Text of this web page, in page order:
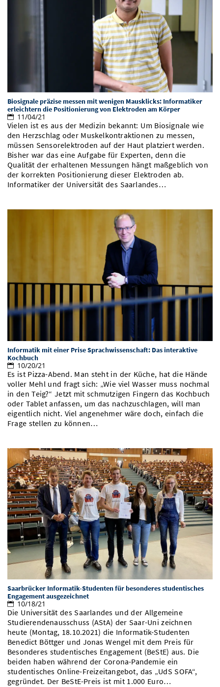
Biosignale präzise messen mit wenigen Mausklicks: Informatiker
erleichtern die Positionierung von Elektroden am Körper
11/04/21
Vielen ist es aus der Medizin bekannt: Um Biosignale wie
den Herzschlag oder Muskelkontraktionen zu messen,
müssen Sensorelektroden auf der Haut platziert werden.
Bisher war das eine Aufgabe für Experten, denn die
Qualität der erhaltenen Messungen hängt maßgeblich von
der korrekten Positionierung dieser Elektroden ab.
Informatiker der Universität des Saarlandes…
Informatik mit einer Prise Sprachwissenschaft: Das interaktive
Kochbuch
10/20/21
Es ist Pizza-Abend. Man steht in der Küche, hat die Hände
voller Mehl und fragt sich: „Wie viel Wasser muss nochmal
in den Teig?“ Jetzt mit schmutzigen Fingern das Kochbuch
oder Tablet anfassen, um das nachzuschlagen, will man
eigentlich nicht. Viel angenehmer wäre doch, einfach die
Frage stellen zu können…
Saarbrücker Informatik-Studenten für besonderes studentisches
Engagement ausgezeichnet
10/18/21
Die Universität des Saarlandes und der Allgemeine
Studierendenausschuss (AStA) der Saar-Uni zeichnen
heute (Montag, 18.10.2021) die Informatik-Studenten
Benedict Böttger und Jonas Wengel mit dem Preis für
Besonderes studentisches Engagement (BeStE) aus. Die
beiden haben während der Corona-Pandemie ein
studentisches Online-Freizeitangebot, das „UdS SOFA“,
gegründet. Der BeStE-Preis ist mit 1.000 Euro…